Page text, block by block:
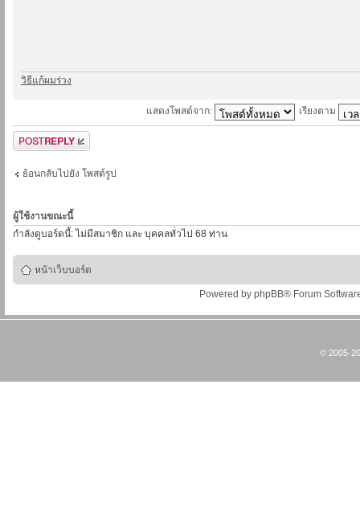
วิธีแก้ผมร่วง
แสดงโพสต์จาก: เรียงตาม
ตอบกระทู้
ย้อนกลับไปยัง โพสต์รูป
ผู้ใช้งานขณะนี้
กำลังดูบอร์ดนี้: ไม่มีสมาชิก และ บุคคลทั่วไป 68 ท่าน
หน้าเว็บบอร์ด
Powered by phpBB® Forum
© 2005-